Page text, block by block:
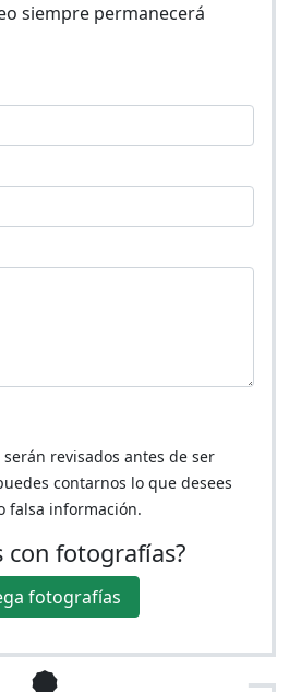
siempre permanecerá
revisados antes de ser
contarnos lo que desees
falsa información.
con fotografías?
fotografías